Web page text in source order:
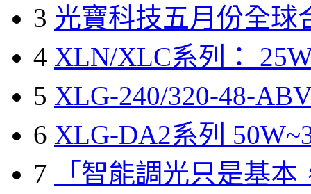
3 光寶科技五月份全球
4 XLN/XLC系列：
5 XLG-240/320-48-
6 XLG-DA2系列
7
「智能調光只是基本